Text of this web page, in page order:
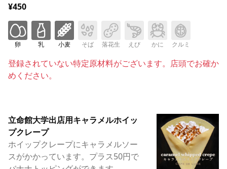
¥450
卵 乳 小麦 そば 落花生 えび かに クルミ
登録されていない特定原材料がございます。店頭でお確か
めください。
立命館大学出店用キャラメルホイッ
プクレープ
ホイップクレープにキャラメルソー
スがかかっています。プラス50円で